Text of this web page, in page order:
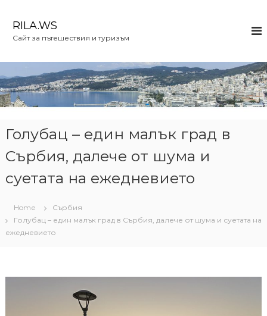
c
o
n
RILA.WS
Сайт за пътешествия и туризъм
Голубац – един малък град в
Сърбия, далече от шума и
суетата на ежедневието
Home
Сърбия
Голубац – един малък град в Сърбия, далече от шума и суетата на
ежедневието